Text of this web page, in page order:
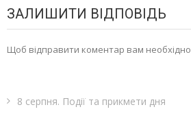
ЗАЛИШИТИ ВІДПОВІДЬ
Щоб відправити коментар вам необхідно
8 серпня. Події та прикмети дня